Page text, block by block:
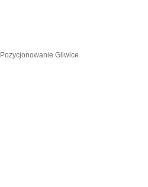
Pozycjonowanie Gliwice